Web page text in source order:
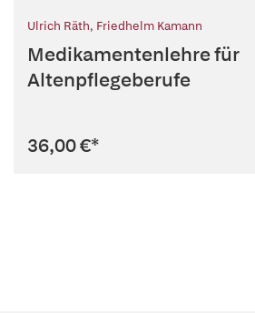
Ulrich Räth, Friedhelm Kamann
Medikamentenlehre für
Altenpflegeberufe
36,00 €*